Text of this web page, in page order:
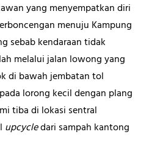
yang menyempatkan diri
menuju Kampung
sebab kendaraan tidak
melalui jalan lowong yang
di bawah jembatan tol
lorong kecil dengan plang
tiba di lokasi sentral
upcycledari sampah kantong